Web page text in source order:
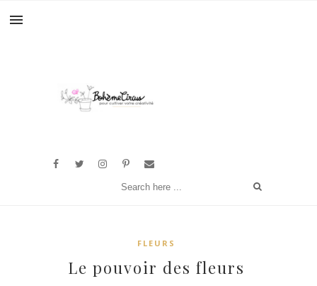
FLEURS
Le pouvoir des fleurs